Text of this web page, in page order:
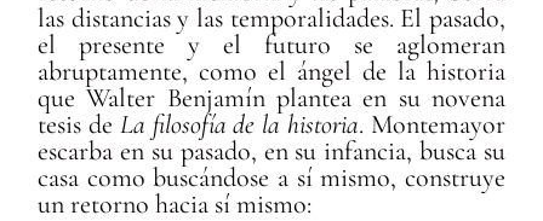
las distancias y las temporalidades. El pasado,
el presente y el futuro se aglomeran
abruptamente, como el ángel de la historia
que Walter Benjamín plantea en su novena
tesis de La filosofía de la historia. Montemayor
escarba en su pasado, en su infancia, busca su
casa como buscándose a sí mismo, construye
un retorno hacia sí mismo: